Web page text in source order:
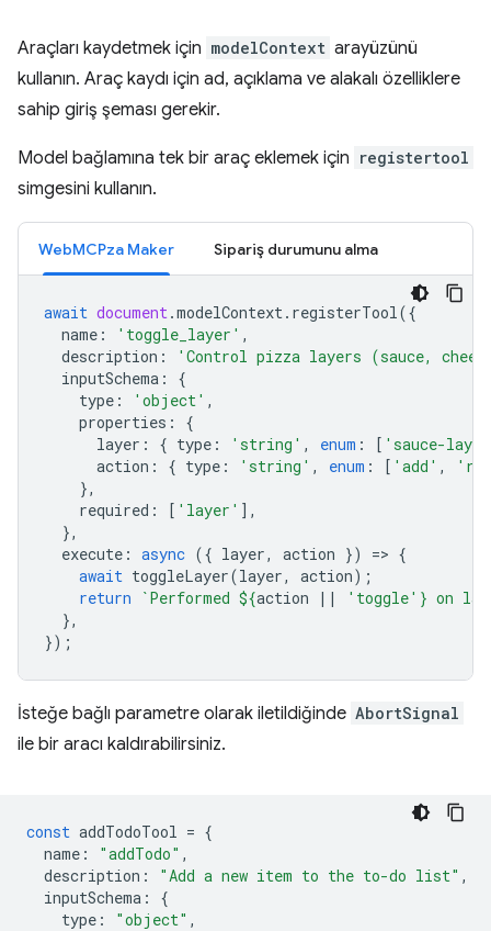
Araçları kaydetmek için modelContext arayüzünü
kullanın. Araç kaydı için ad, açıklama ve alakalı özelliklere
sahip giriş şeması gerekir.
Model bağlamına tek bir araç eklemek için registertool
simgesini kullanın.
WebMCPza Maker Sipariş durumunu alma
await document.modelContext. registerTool({
name : 'toggle_layer' ,
description :
'Control pizza layers (sauce,
inputSchema :
{
type : 'object' ,
properties :
{
layer : { type : 'string' , enum : [ 'sauce-
action : { type : 'string' , enum : [ 'add' ,
},
required : [ 'layer' ],
},
execute : async ({ layer, action }) => {
await toggleLayer(layer, action);
return
`Performed ${action || 'toggle' } on
},
});
İsteğe bağlı parametre olarak iletildiğinde AbortSignal
ile bir aracı kaldırabilirsiniz.
const addTodoTool = {
name : "addTodo" ,
description : "Add a new item to the to-do list" ,
inputSchema :
{
type : "object" ,